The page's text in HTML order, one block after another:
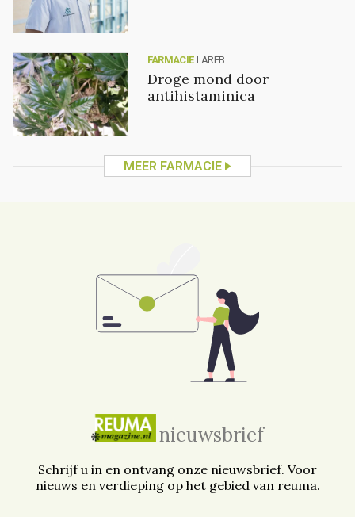
FARMACIE LAREB
Droge mond door
antihistaminica
MEER FARMACIE
nieuwsbrief
Schrijf u in en ontvang onze nieuwsbrief. Voor
nieuws en verdieping op het gebied van reuma.